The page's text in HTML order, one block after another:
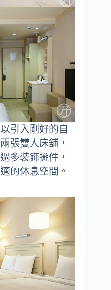
引入剛好的自
張雙人床舖，
多裝飾擺件，
的休息空間。